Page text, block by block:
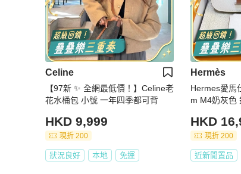
Celine
【97新 ✨ 全網最低價！】Celine老
花水桶包 小號 一年四季都可背
HKD 9,999
現折 200
狀況良好 本地 免運
Hermès
Hermes愛馬
m M4奶灰色
HKD
現折 200
近新閒置品